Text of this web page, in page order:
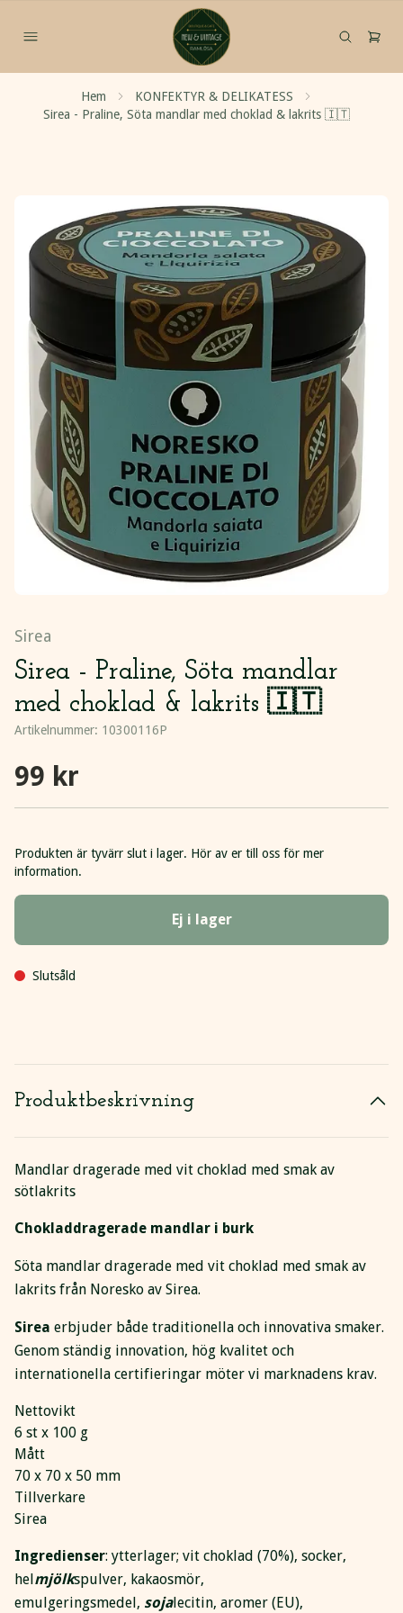
Hem
KONFEKTYR & DELIKATESS
Sirea - Praline, Söta mandlar med choklad & lakrits 🇮🇹
Sirea
Sirea - Praline, Söta mandlar
med choklad & lakrits 🇮🇹
Artikelnummer: 10300116P
99 kr
Produkten är tyvärr slut i lager. Hör av er till oss för mer
information.
Ej i lager
Slutsåld
Produktbeskrivning
Mandlar dragerade med vit choklad med smak av
sötlakrits
Chokladdragerade mandlar i burk
Söta mandlar dragerade med vit choklad med smak av
lakrits från Noresko av Sirea.
Sirea erbjuder både traditionella och innovativa smaker.
Genom ständig innovation, hög kvalitet och
internationella certifieringar möter vi marknadens krav.
Nettovikt
6 st x 100 g
Mått
70 x 70 x 50 mm
Tillverkare
Sirea
Ingredienser: ytterlager; vit choklad (70%), socker,
helmjölkspulver, kakaosmör,
emulgeringsmedel, sojalecitin, aromer (EU),